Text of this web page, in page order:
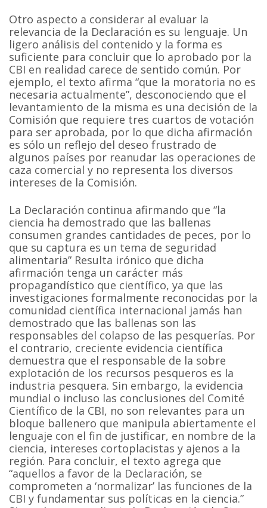
Otro aspecto a considerar al evaluar la
relevancia de la Declaración es su lenguaje. Un
ligero análisis del contenido y la forma es
suficiente para concluir que lo aprobado por la
CBI en realidad carece de sentido común. Por
ejemplo, el texto afirma “que la moratoria no es
necesaria actualmente”, desconociendo que el
levantamiento de la misma es una decisión de la
Comisión que requiere tres cuartos de votación
para ser aprobada, por lo que dicha afirmación
es sólo un reflejo del deseo frustrado de
algunos países por reanudar las operaciones de
caza comercial y no representa los diversos
intereses de la Comisión.
La Declaración continua afirmando que “la
ciencia ha demostrado que las ballenas
consumen grandes cantidades de peces, por lo
que su captura es un tema de seguridad
alimentaria” Resulta irónico que dicha
afirmación tenga un carácter más
propagandístico que científico, ya que las
investigaciones formalmente reconocidas por la
comunidad científica internacional jamás han
demostrado que las ballenas son las
responsables del colapso de las pesquerías. Por
el contrario, creciente evidencia científica
demuestra que el responsable de la sobre
explotación de los recursos pesqueros es la
industria pesquera. Sin embargo, la evidencia
mundial o incluso las conclusiones del Comité
Científico de la CBI, no son relevantes para un
bloque ballenero que manipula abiertamente el
lenguaje con el fin de justificar, en nombre de la
ciencia, intereses cortoplacistas y ajenos a la
región. Para concluir, el texto agrega que
“aquellos a favor de la Declaración, se
comprometen a ‘normalizar’ las funciones de la
CBI y fundamentar sus políticas en la ciencia.”